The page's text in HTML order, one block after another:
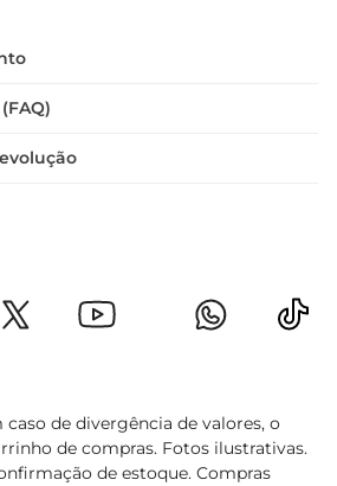
caso de divergência de valores, o
de compras. Fotos ilustrativas.
de estoque. Compras